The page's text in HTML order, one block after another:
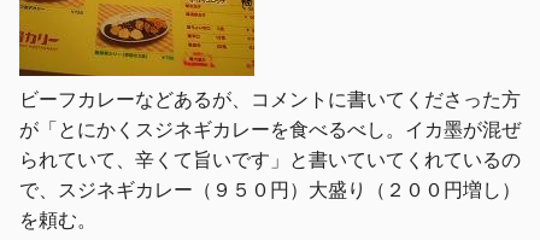
ビーフカレーなどあるが、コメントに書いてくださった方
が「とにかくスジネギカレーを食べるべし。イカ墨が混ぜ
られていて、辛くて旨いです」と書いていてくれているの
で、スジネギカレー（９５０円）大盛り（２００円増し）
を頼む。